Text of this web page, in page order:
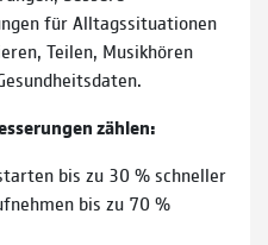
für Alltagssituationen
Teilen, Musikhören
zählen:
bis zu 30 % schneller
bis zu 70 %